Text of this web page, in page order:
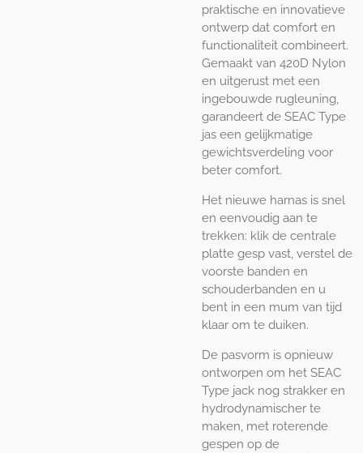
praktische en innovatieve
ontwerp dat comfort en
functionaliteit combineert.
Gemaakt van 420D Nylon
en uitgerust met een
ingebouwde rugleuning,
garandeert de SEAC Type
jas een gelijkmatige
gewichtsverdeling voor
beter comfort.
Het nieuwe harnas is snel
en eenvoudig aan te
trekken: klik de centrale
platte gesp vast, verstel de
voorste banden en
schouderbanden en u
bent in een mum van tijd
klaar om te duiken.
De pasvorm is opnieuw
ontworpen om het SEAC
Type jack nog strakker en
hydrodynamischer te
maken, met roterende
gespen op de